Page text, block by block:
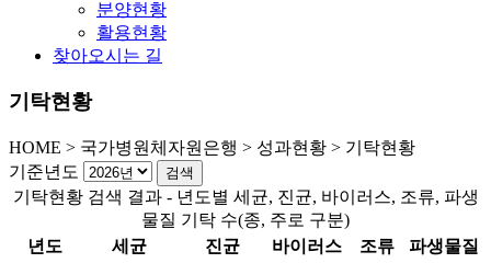
분양현황
활용현황
찾아오시는 길
기탁현황
HOME > 국가병원체자원은행 > 성과현황 > 기탁현황
기준년도
기탁현황 검색 결과 - 년도별 세균, 진균, 바이러스, 조류, 파생
물질 기탁 수(종, 주로 구분)
년도
세균 진균 바이러스 조류 파생물질